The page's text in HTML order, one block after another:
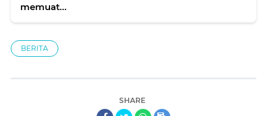
memuat...
BERITA
SHARE